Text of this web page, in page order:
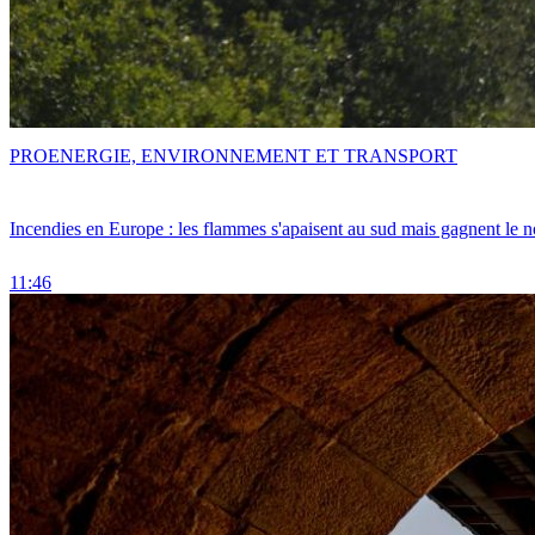
Incendies en Europe : les flammes s'apaisent au sud mais gagnent le
11:46
PROENERGIE, ENVIRONNEMENT ET TRANSPORT